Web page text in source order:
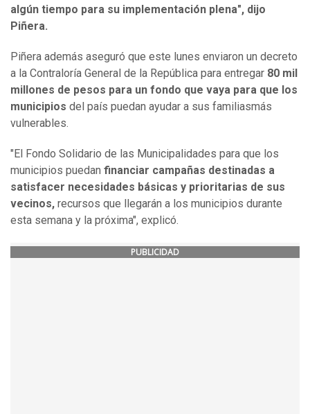
algún tiempo para su implementación plena", dijo
Piñera.
Piñera además aseguró que este lunes enviaron un decreto
a la Contraloría General de la República para entregar 80 mil
millones de pesos para un fondo que vaya para que los
municipios del país puedan ayudar a sus familiasmás
vulnerables.
"El Fondo Solidario de las Municipalidades para que los
municipios puedan financiar campañas destinadas a
satisfacer necesidades básicas y prioritarias de sus
vecinos, recursos que llegarán a los municipios durante
esta semana y la próxima", explicó.
PUBLICIDAD